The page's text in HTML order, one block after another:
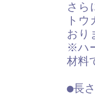
さら
ト
おり
※ハ
材料
●長